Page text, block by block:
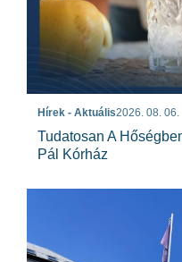
Hírek - Aktuális2026. 08. 06.
Tudatosan A
Pál Kórház